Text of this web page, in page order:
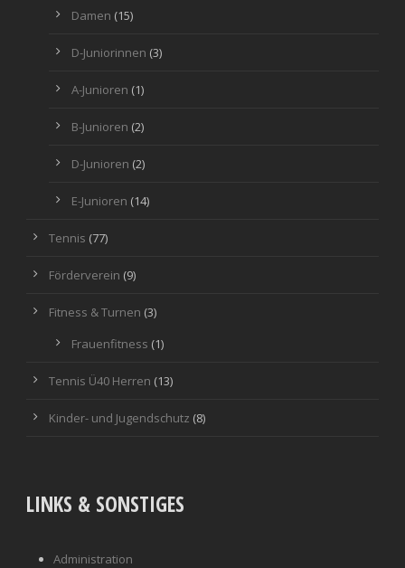
Damen (15)
D-Juniorinnen (3)
A-Junioren (1)
B-Junioren (2)
D-Junioren (2)
E-Junioren (14)
Tennis (77)
Förderverein (9)
Fitness & Turnen (3)
Frauenfitness (1)
Tennis Ü40 Herren (13)
Kinder- und Jugendschutz (8)
LINKS & SONSTIGES
Administration